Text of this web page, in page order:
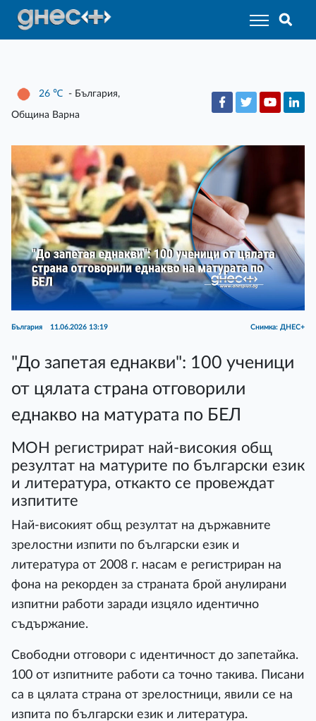
26 ℃ - България,
Община Варна
България 11.06.2026 13:19 Снимка: ДНЕС+
"До запетая еднакви": 100 ученици
от цялата страна отговорили
еднакво на матурата по БЕЛ
МОН регистрират най-високия общ
резултат на матурите по български език
и литература, откакто се провеждат
изпитите
Най-високият общ резултат на държавните
зрелостни изпити по български език и
литература от 2008 г. насам е регистриран на
фона на рекорден за страната брой анулирани
изпитни работи заради изцяло идентично
съдържание.
Свободни отговори с идентичност до запетайка.
100 от изпитните работи са точно такива. Писани
са в цялата страна от зрелостници, явили се на
изпита по български език и литература.